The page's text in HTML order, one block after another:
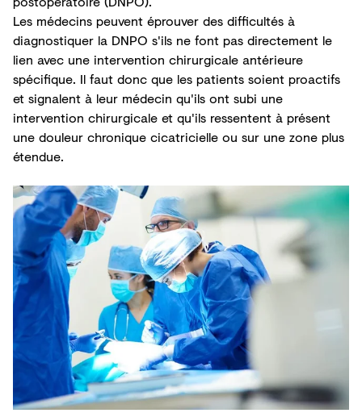
Les médecins peuvent éprouver des difficultés à
diagnostiquer la DNPO s'ils ne font pas directement le
lien avec une intervention chirurgicale antérieure
spécifique. Il faut donc que les patients soient proactifs
et signalent à leur médecin qu'ils ont subi une
intervention chirurgicale et qu'ils ressentent à présent
une douleur chronique cicatricielle ou sur une zone plus
étendue.